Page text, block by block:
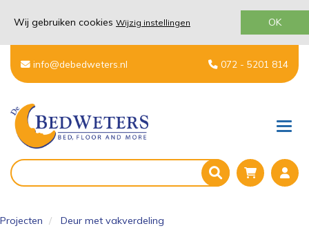
info@debedweters.nl 072 - 5201 814
Projecten Deur met vakverdeling
Wij gebruiken cookies Wijzig instellingen OK